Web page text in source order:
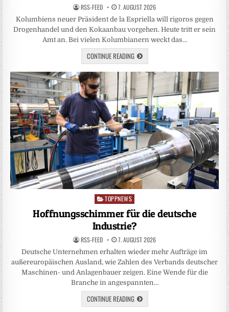
RSS-FEED 7. AUGUST 2026
Kolumbiens neuer Präsident de la Espriella will rigoros gegen
Drogenhandel und den Kokaanbau vorgehen. Heute tritt er sein
Amt an. Bei vielen Kolumbianern weckt das…
CONTINUE READING
Posted
in
TOPPNEWS
Hoffnungsschimmer für die deutsche
Industrie?
RSS-FEED 7. AUGUST 2026
Deutsche Unternehmen erhalten wieder mehr Aufträge im
außereuropäischen Ausland, wie Zahlen des Verbands deutscher
Maschinen- und Anlagenbauer zeigen. Eine Wende für die
Branche in angespannten…
CONTINUE READING